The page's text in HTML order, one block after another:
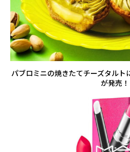
パブロミニの焼きたてチーズタルト
が発売！